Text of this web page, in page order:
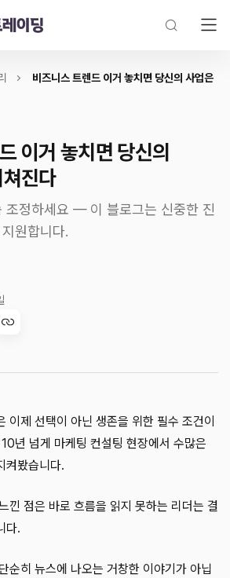
비즈니스 트렌드 이거 놓치면 당신의 사업은
이거 놓치면 당신의
진다
조정하세요 — 이 블로그는 신중한 진
원합니다.
이제 선택이 아닌 생존을 위한 필수 조건이
년 넘게 마케팅 컨설팅 현장에서 수많은
켜봤습니다.
낀 점은 바로 흐름을 읽지 못하는 리더는 결
다.
순히 뉴스에 나오는 거창한 이야기가 아닙